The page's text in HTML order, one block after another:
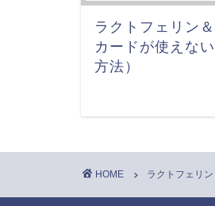
ラクトフェリン
カードが使えな
方法）
HOME ラクトフェリ